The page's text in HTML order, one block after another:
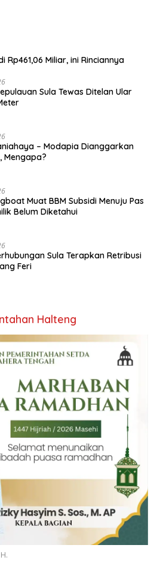
Rp461,06 Miliar, ini Rinciannya
Sula Tewas Ditelan Ular
– Modapia Dianggarkan
Mengapa?
Muat BBM Subsidi Menuju Pas
Belum Diketahui
Sula Terapkan Retribusi
Feri
Halteng